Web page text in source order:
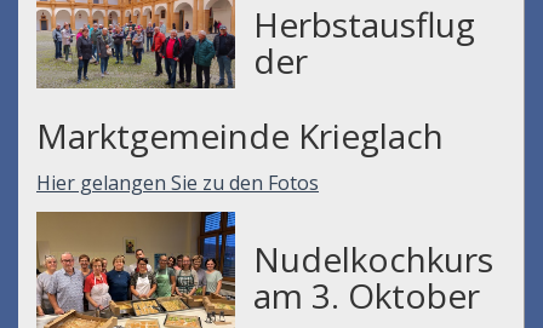
Herbstausflug
der
Marktgemeinde Krieglach
Hier gelangen Sie zu den Fotos
Nudelkochkurs
am 3. Oktober